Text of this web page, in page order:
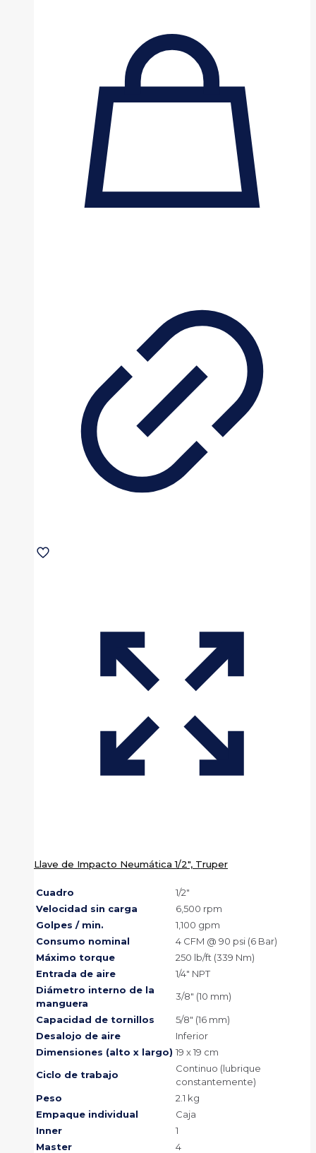
Llave de Impacto Neumática 1/2″, Truper
Cuadro
1/2″
Velocidad sin carga
6,500 rpm
Golpes / min.
1,100 gpm
Consumo nominal
4 CFM @ 90 psi (6 Bar)
Máximo torque
250 lb/ft (339 Nm)
Entrada de aire
1/4″ NPT
Diámetro interno de la
manguera
3/8″ (10 mm)
Capacidad de tornillos
5/8″ (16 mm)
Desalojo de aire
Inferior
Dimensiones (alto x largo) 19 x 19 cm
Ciclo de trabajo
Continuo (lubrique
constantemente)
Peso
2.1 kg
Empaque individual
Caja
Inner
1
Master
4